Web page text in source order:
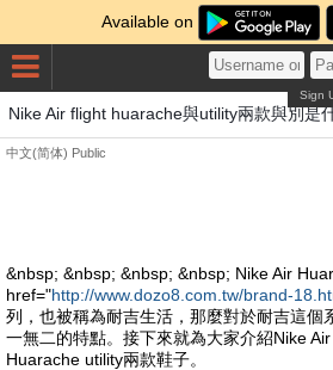
Available on
Sign
Nike Air flight huarache與utility兩款與別是
中文(简体) Public
&nbsp; &nbsp; &nbsp; &nbsp; Nike Air
href="http://www.dozo8.com.tw/brand-
列，也被稱為耐吉生活，那麼對於耐吉這個
一無二的特點。接下來就為大家介紹Nike
Huarache utility兩款鞋子。